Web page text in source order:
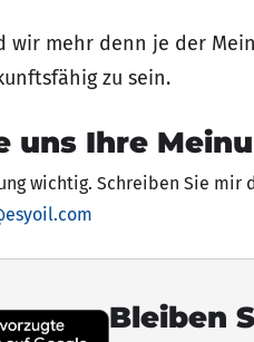
wir mehr denn je der
zu sein.
uns Ihre
wichtig. Schreiben Sie mir
Bleiben